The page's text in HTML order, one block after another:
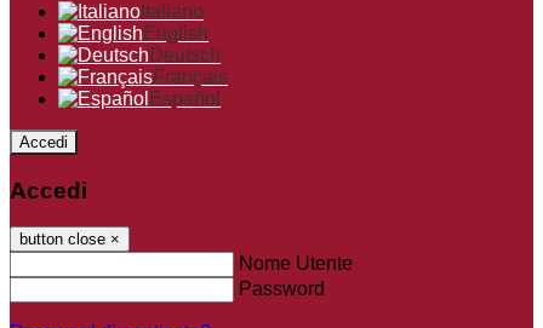
Italiano
English
Deutsch
Français
Español
Accedi
Accedi
button close ×
Nome Utente
Password